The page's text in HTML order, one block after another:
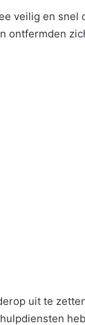
veilig en snel
ontfermden
uit te